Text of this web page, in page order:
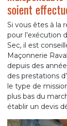
soient
Si vous êtes à la
pour l’exécution
Sec, il est
Maçonnerie
depuis des
des prestations
le type de
plus bas du
établir un devis